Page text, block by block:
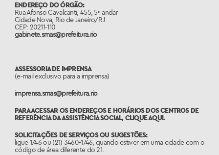
ENDEREÇO DO ÓRGÃO:
Rua Afonso Cavalcanti, 455, 5º andar
Cidade Nova, Rio de Janeiro/RJ
CEP: 20211-110
gabinete.smas@prefeitura.rio
ASSESSORIA DE IMPRENSA
(e-mail exclusivo para a imprensa)
imprensa.smas@prefeitura.rio
PARA ACESSAR OS ENDEREÇOS E HORÁRIOS DOS CENTROS DE
REFERÊNCIA DA ASSISTÊNCIA SOCIAL,CLIQUE AQUI.
SOLICITAÇÕES DE SERVIÇOS OU SUGESTÕES:
ligue 1746 ou (21) 3460-1746, quando estiver em uma cidade com o
código de área diferente do 21.